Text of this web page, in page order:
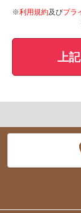
※利用規約及びプラ
上